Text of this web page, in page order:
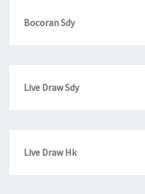
Bocoran Sdy
Live Draw Sdy
Live Draw Hk